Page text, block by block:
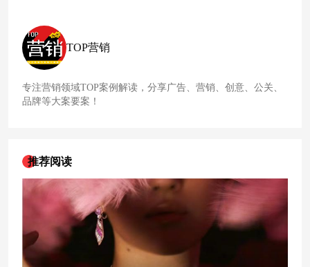
TOP营销
专注营销领域TOP案例解读，分享广告、营销、创意、公关、
品牌等大案要案！
推荐阅读